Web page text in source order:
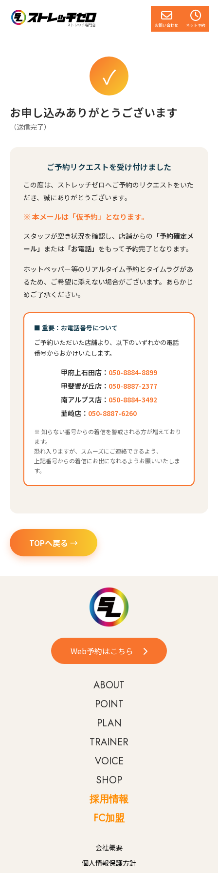
お問い合わせ ネット予約
✓
お申し込みありがとうございます
（送信完了）
ご予約リクエストを受け付けました
この度は、ストレッチゼロへご予約のリクエストをいた
だき、誠にありがとうございます。
※ 本メールは「仮予約」となります。
スタッフが空き状況を確認し、店舗からの 「予約確定メ
ール」 または 「お電話」 をもって予約完了となります。
ホットペッパー等のリアルタイム予約とタイムラグがあ
るため、ご希望に添えない場合がございます。あらかじ
めご了承ください。
■ 重要：お電話番号について
ご予約いただいた店舗より、以下のいずれかの電話
番号からおかけいたします。
甲府上石田店： 050-8884-8899
甲斐響が丘店： 050-8887-2377
南アルプス店： 050-8884-3492
韮崎店： 050-8887-6260
※ 知らない番号からの着信を警戒される方が増えており
ます。
恐れ入りますが、スムーズにご連絡できるよう、
上記番号からの着信にお出になれるようお願いいたしま
す。
TOPへ戻る →
Web予約はこちら
ABOUT
POINT
PLAN
TRAINER
VOICE
SHOP
採用情報
FC加盟
会社概要
個人情報保護方針